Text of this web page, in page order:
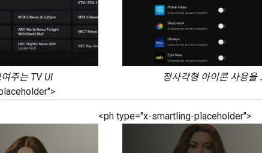
주는 TV UI
정사각형 아이콘 사용을
<ph type="x-smartling-placeholder">